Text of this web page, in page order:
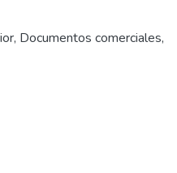
, Documentos comerciales,